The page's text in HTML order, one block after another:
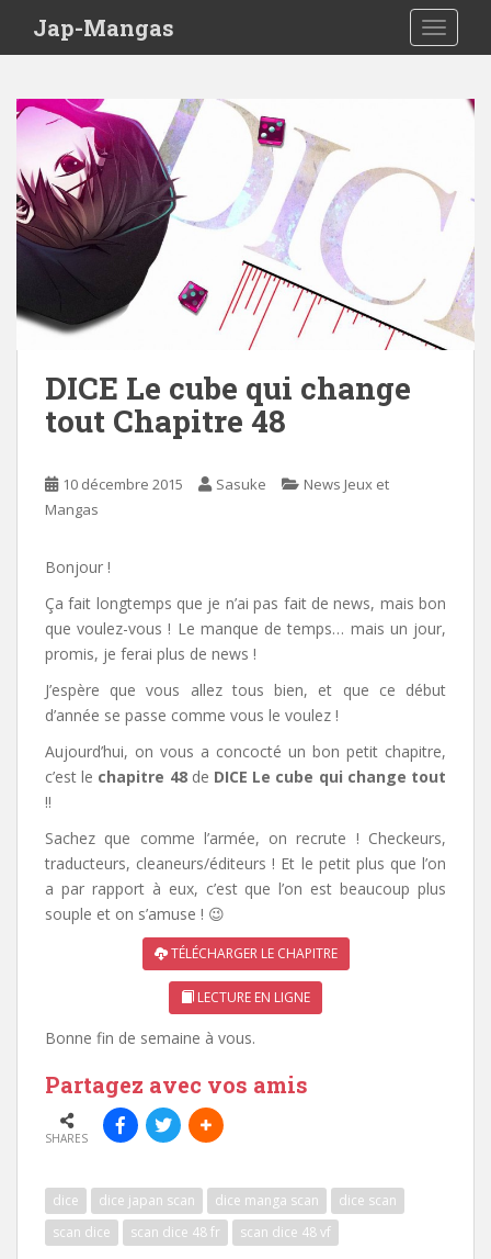
Jap-Mangas
DICE Le cube qui change
tout Chapitre 48
10 décembre 2015 Sasuke
News Jeux et
Mangas
Bonjour !
Ça fait longtemps que je n’ai pas fait de news, mais bon
que voulez-vous ! Le manque de temps… mais un jour,
promis, je ferai plus de news !
J’espère que vous allez tous bien, et que ce début
d’année se passe comme vous le voulez !
Aujourd’hui, on vous a concocté un bon petit chapitre,
c’est le chapitre 48de DICE Le cube qui change tout
!!
Sachez que comme l’armée, on recrute ! Checkeurs,
traducteurs, cleaneurs/éditeurs ! Et le petit plus que l’on
a par rapport à eux, c’est que l’on est beaucoup plus
souple et on s’amuse ! 😉
TÉLÉCHARGER LE CHAPITRE
LECTURE EN LIGNE
Bonne fin de semaine à vous.
Partagez avec vos amis
SHARES
dice dice japan scan dice manga scan
dice scan
scan dice
scan dice 48 fr scan dice 48 vf